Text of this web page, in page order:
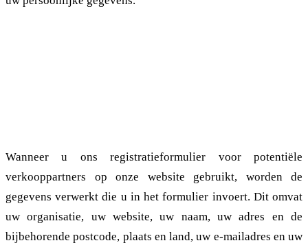
Wanneer u ons registratieformulier voor potentiële
verkooppartners op onze website gebruikt, worden de
gegevens verwerkt die u in het formulier invoert. Dit omvat
uw organisatie, uw website, uw naam, uw adres en de
bijbehorende postcode, plaats en land, uw e-mailadres en uw